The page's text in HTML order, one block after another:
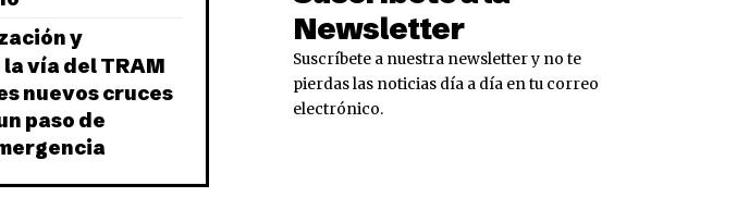
y
vía del TRAM
nuevos cruces
paso de
Newsletter
Suscríbete a nuestra newsletter y no te
pierdas las noticias día a día en tu correo
electrónico.